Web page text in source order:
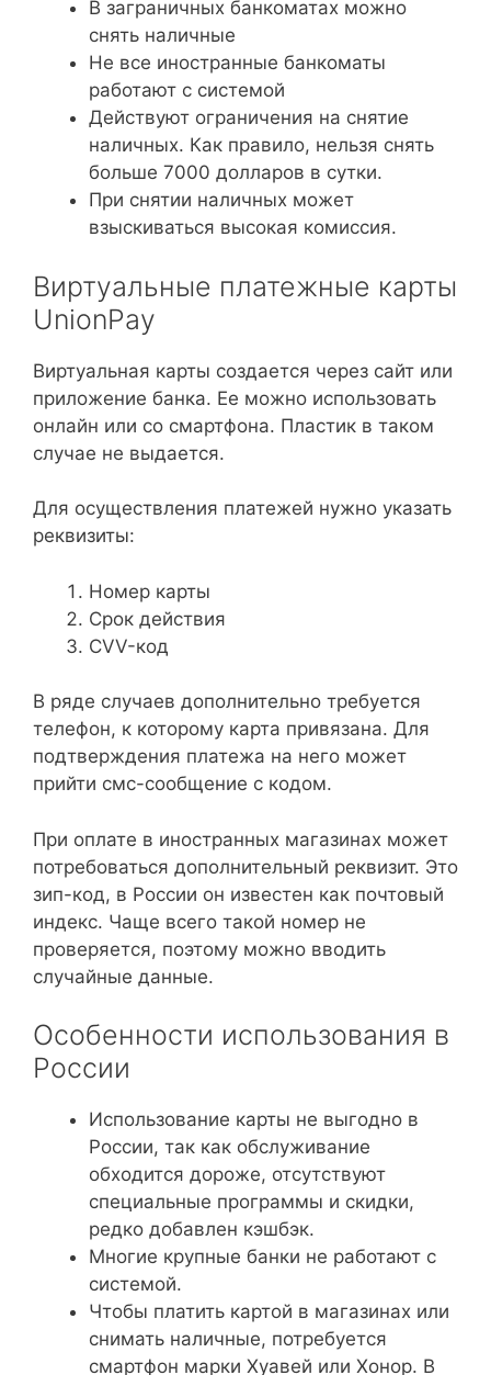
В заграничных банкоматах можно
снять наличные
Не все иностранные банкоматы
работают с системой
Действуют ограничения на снятие
наличных. Как правило, нельзя снять
больше 7000 долларов в сутки.
При снятии наличных может
взыскиваться высокая комиссия.
Виртуальные платежные карты
UnionPay
Виртуальная карты создается через сайт или
приложение банка. Ее можно использовать
онлайн или со смартфона. Пластик в таком
случае не выдается.
Для осуществления платежей нужно указать
реквизиты:
Номер карты
Срок действия
CVV-код
В ряде случаев дополнительно требуется
телефон, к которому карта привязана. Для
подтверждения платежа на него может
прийти смс-сообщение с кодом.
При оплате в иностранных магазинах может
потребоваться дополнительный реквизит. Это
зип-код, в России он известен как почтовый
индекс. Чаще всего такой номер не
проверяется, поэтому можно вводить
случайные данные.
Особенности использования в
России
Использование карты не выгодно в
России, так как обслуживание
обходится дороже, отсутствуют
специальные программы и скидки,
редко добавлен кэшбэк.
Многие крупные банки не работают с
системой.
Чтобы платить картой в магазинах или
снимать наличные, потребуется
смартфон марки Хуавей или Хонор. В